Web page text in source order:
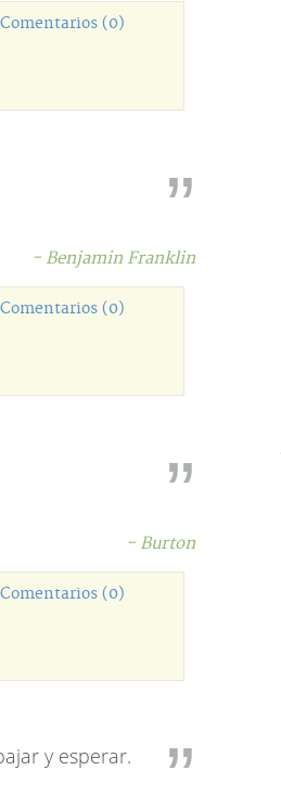
Comentarios (0)
- Benjamin Franklin
Comentarios (0)
- Burton
Comentarios (0)
y esperar.